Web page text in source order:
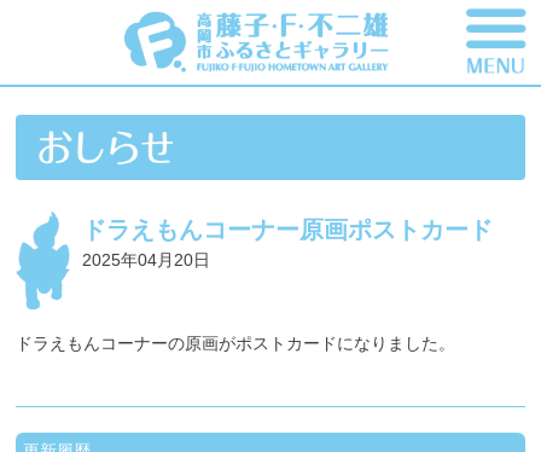
ドラえもんコーナー原画ポストカード
2025年04月20日
ドラえもんコーナーの原画がポストカードになりました。